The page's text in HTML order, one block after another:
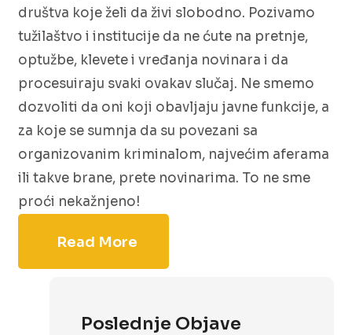
društva koje želi da živi slobodno. Pozivamo
tužilaštvo i institucije da ne ćute na pretnje,
optužbe, klevete i vređanja novinara i da
procesuiraju svaki ovakav slučaj. Ne smemo
dozvoliti da oni koji obavljaju javne funkcije, a
za koje se sumnja da su povezani sa
organizovanim kriminalom, najvećim aferama
ili takve brane, prete novinarima. To ne sme
proći nekažnjeno!
Read More
Poslednje Objave